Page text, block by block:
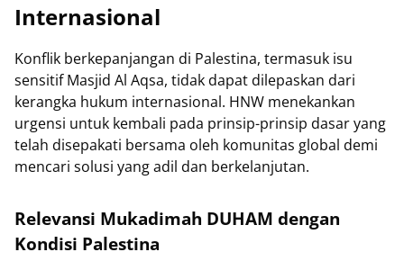
Internasional
Konflik berkepanjangan di Palestina, termasuk isu
sensitif Masjid Al Aqsa, tidak dapat dilepaskan dari
kerangka hukum internasional. HNW menekankan
urgensi untuk kembali pada prinsip-prinsip dasar yang
telah disepakati bersama oleh komunitas global demi
mencari solusi yang adil dan berkelanjutan.
Relevansi Mukadimah DUHAM dengan
Kondisi Palestina